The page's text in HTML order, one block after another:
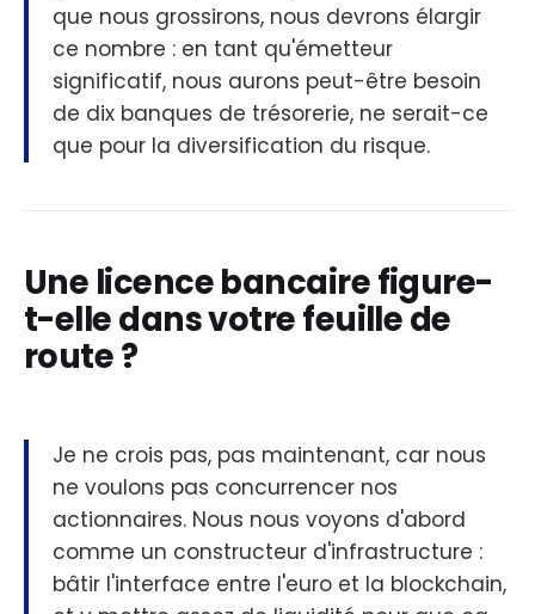
que nous grossirons, nous devrons élargir
ce nombre : en tant qu'émetteur
significatif, nous aurons peut-être besoin
de dix banques de trésorerie, ne serait-ce
que pour la diversification du risque.
Une licence bancaire figure-
t-elle dans votre feuille de
route ?
Je ne crois pas, pas maintenant, car nous
ne voulons pas concurrencer nos
actionnaires. Nous nous voyons d'abord
comme un constructeur d'infrastructure :
bâtir l'interface entre l'euro et la blockchain,